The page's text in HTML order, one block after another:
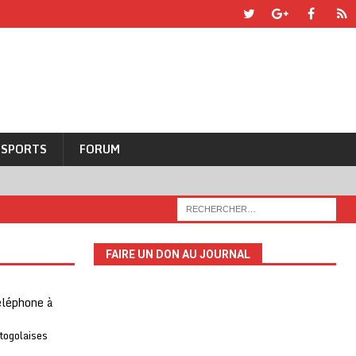
SPORTS FORUM
à
FAIRE UN DON AU JOURNAL